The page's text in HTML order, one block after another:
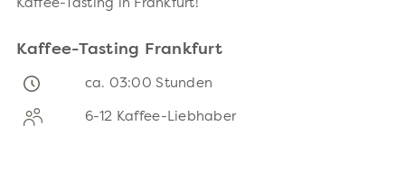
Kaffee-Tasting in Frankfurt!
Kaffee-Tasting Frankfurt
ca. 03:00 Stunden
6-12 Kaffee-Liebhaber